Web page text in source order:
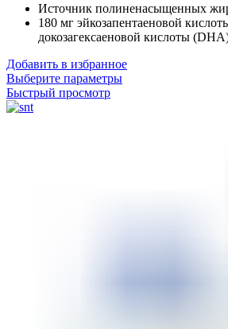
Источник полиненасыщенных
180 мг эйкозапентаеновой
докозагексаеновой кислоты
Добавить в избранное
Выберите параметры
Быстрый просмотр